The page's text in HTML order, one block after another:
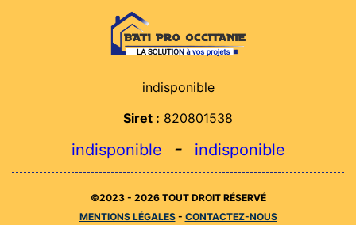
indisponible
Siret : 820801538
indisponible - indisponible
©2023 - 2026 TOUT DROIT RÉSERVÉ
MENTIONS LÉGALES- CONTACTEZ-NOUS